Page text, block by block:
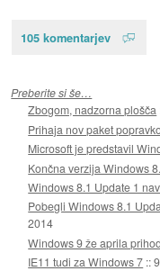
105 komentarjev
Preberite si še…
Zbogom, nadzorna plošča
Prihaja nov paket
Microsoft je predstavil
Končna verzija Windows
Windows 8.1 Update 1
Pobegli Windows 8.1
2014
Windows 9 že aprila
IE11 tudi za Windows 7 ::